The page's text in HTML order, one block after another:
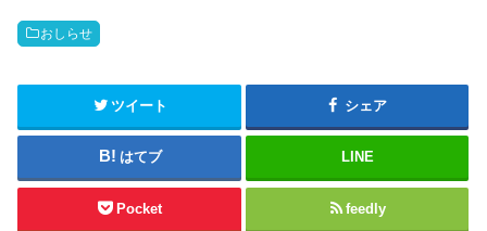
おしらせ
ツイート シェア
はてブ LINE
Pocket feedly